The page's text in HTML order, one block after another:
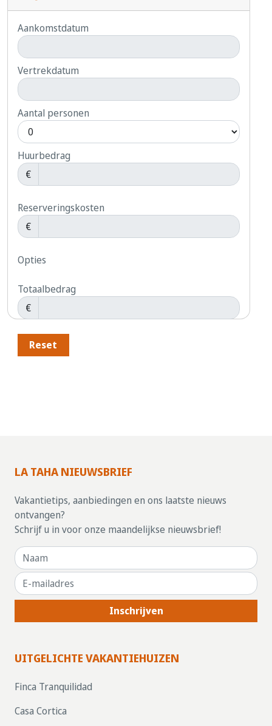
Aankomstdatum
Vertrekdatum
Aantal personen
Huurbedrag
€
Reserveringskosten
€
Opties
Totaalbedrag
€
Reset
LA TAHA NIEUWSBRIEF
Vakantietips, aanbiedingen en ons laatste nieuws
ontvangen?
Schrijf u in voor onze maandelijkse nieuwsbrief!
Inschrijven
UITGELICHTE VAKANTIEHUIZEN
Finca Tranquilidad
Casa Cortica